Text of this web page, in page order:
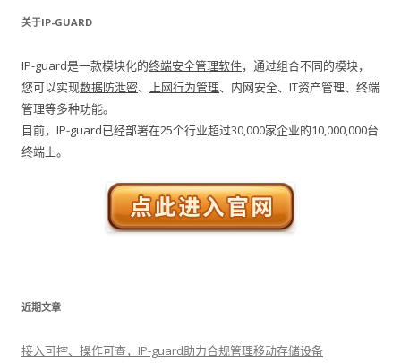
关于IP-GUARD
IP-guard是一款模块化的终端安全管理软件，通过组合不同的模块，
您可以实现数据防泄密、 上网行为管理、内网安全、IT资产管理、终端
管理等多种功能。
目前，IP-guard已经部署在25个行业超过30,000家企业的10,000,000台
终端上。
近期文章
接入可控、操作可查，IP-guard助力合规管理移动存储设备